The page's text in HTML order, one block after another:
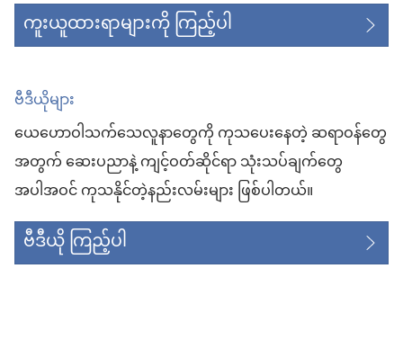
ကူးယူထားရာများကို ကြည့်ပါ
ဗီဒီယိုများ
ယေဟောဝါသက်သေလူနာတွေကို ကုသပေးနေတဲ့ ဆရာဝန်တွေ
အတွက် ဆေးပညာနဲ့ ကျင့်ဝတ်ဆိုင်ရာ သုံးသပ်ချက်တွေ
အပါအဝင် ကုသနိုင်တဲ့နည်းလမ်းများ ဖြစ်ပါတယ်။
ဗီဒီယို ကြည့်ပါ